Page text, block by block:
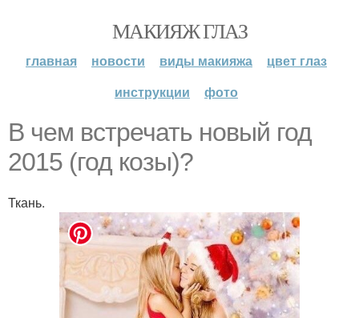
МАКИЯЖ ГЛАЗ
главная новости виды макияжа
цвет глаз
инструкции
фото
В чем встречать новый год
2015 (год козы)?
Ткань.